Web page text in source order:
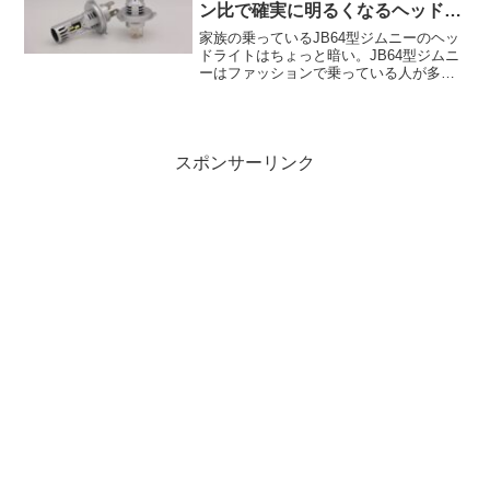
ン比で確実に明るくなるヘッドラ
イトバルブ【PR】
家族の乗っているJB64型ジムニーのヘッ
ドライトはちょっと暗い。JB64型ジムニ
ーはファッションで乗っている人が多い
スポンサーリンク